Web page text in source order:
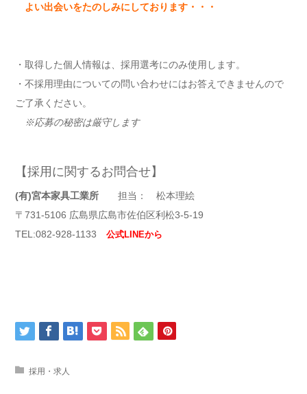
よい出会いをたのしみにしております・・・
・取得した個人情報は、採用選考にのみ使用します。
・不採用理由についての問い合わせにはお答えできませんので
ご了承ください。
※応募の秘密は厳守します
【採用に関するお問合せ】
(有)宮本家具工業所 担当： 松本理絵
〒731-5106 広島県広島市佐伯区利松3-5-19
TEL:082-928-1133 公式LINEから
採用・求人